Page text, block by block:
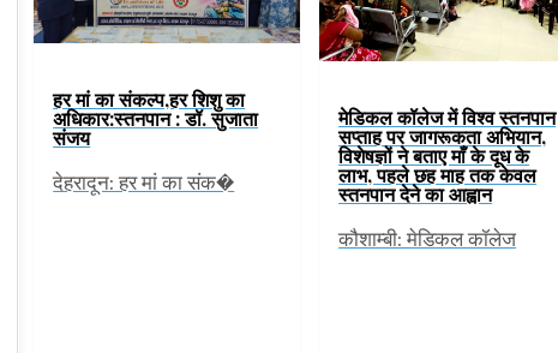
हर मां का संकल्प,हर शिशु का
अधिकार:स्तनपान : डॉ. सुजाता
संजय
देहरादून: हर मां का संक�
मेडिकल कॉलेज में विश्व स्तनपान
सप्ताह पर जागरूकता अभियान,
विशेषज्ञों ने बताए माँ के दूध के
लाभ, पहले छह माह तक केवल
स्तनपान देने का आह्वान
कौशाम्बी: मेडिकल कॉलेज